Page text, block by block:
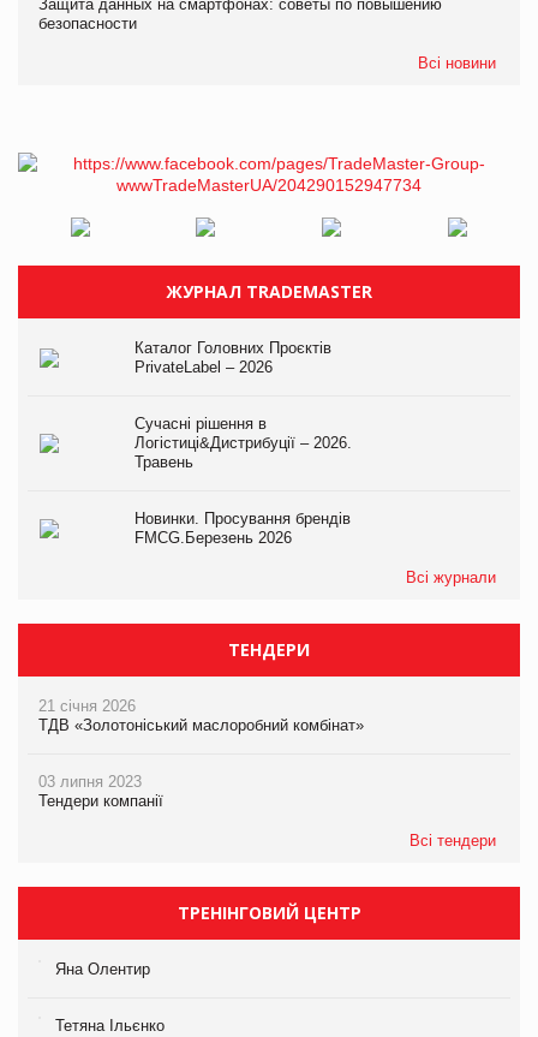
Защита данных на смартфонах: советы по повышению
безопасности
Всі новини
ЖУРНАЛ TRADEMASTER
Каталог Головних Проєктів
PrivateLabel – 2026
Сучасні рішення в
Логістиці&Дистрибуції – 2026.
Травень
Новинки. Просування брендів
FMCG.Березень 2026
Всі журнали
ТЕНДЕРИ
21 січня 2026
ТДВ «Золотоніський маслоробний комбінат»
03 липня 2023
Тендери компанії
Всі тендери
ТРЕНІНГОВИЙ ЦЕНТР
Яна Олентир
Тетяна Ільєнко